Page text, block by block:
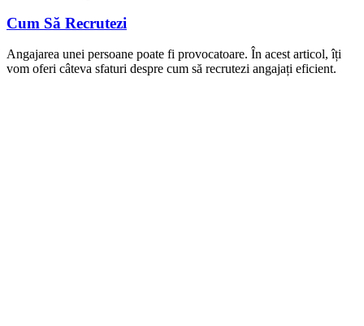
Cum Să Recrutezi
Angajarea unei persoane poate fi provocatoare. În acest articol, îți
vom oferi câteva sfaturi despre cum să recrutezi angajați eficient.